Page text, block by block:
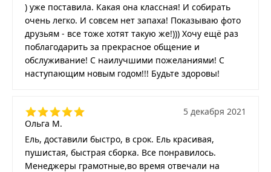
) уже поставила. Какая она классная! И собирать
очень легко. И совсем нет запаха! Показываю фото
друзьям - все тоже хотят такую же!))) Хочу ещё раз
поблагодарить за прекрасное общение и
обслуживание! С наилучшими пожеланиями! С
наступающим новым годом!!! Будьте здоровы!
Ольга М.
5 декабря 2021
Ель, доставили быстро, в срок. Ель красивая,
пушистая, быстрая сборка. Все понравилось.
Менеджеры грамотные,во время отвечали на